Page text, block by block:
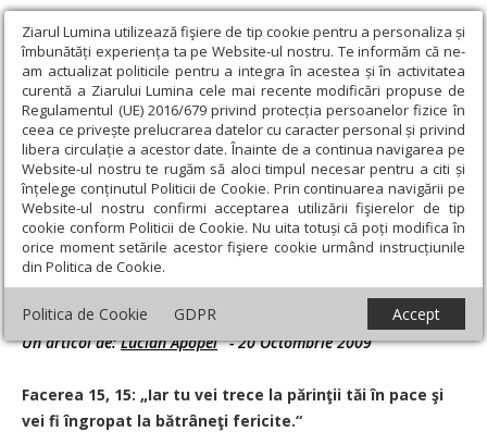
Ziarul Lumina utilizează fişiere de tip cookie pentru a personaliza și
îmbunătăți experiența ta pe Website-ul nostru. Te informăm că ne-
am actualizat politicile pentru a integra în acestea și în activitatea
curentă a Ziarului Lumina cele mai recente modificări propuse de
Regulamentul (UE) 2016/679 privind protecția persoanelor fizice în
ceea ce privește prelucrarea datelor cu caracter personal și privind
libera circulație a acestor date. Înainte de a continua navigarea pe
Website-ul nostru te rugăm să aloci timpul necesar pentru a citi și
înțelege conținutul Politicii de Cookie. Prin continuarea navigării pe
Website-ul nostru confirmi acceptarea utilizării fişierelor de tip
cookie conform Politicii de Cookie. Nu uita totuși că poți modifica în
orice moment setările acestor fişiere cookie urmând instrucțiunile
din Politica de Cookie.
Politica de Cookie GDPR Accept
Ziarul Lumina › Teologie și spiritualitate › Evanghelia zilei ›
Biblia - verset cu verset: Avraam va trece în rai, pentru a-l cuprinde
cu braţele
Biblia - verset cu verset: Avraam va trece în
rai, pentru a-l cuprinde cu braţele
Un articol de:Lucian Apopei -20 Octombrie 2009
Facerea 15, 15: „Iar tu vei trece la părinţii tăi în pace şi
vei fi îngropat la bătrâneţi fericite.“